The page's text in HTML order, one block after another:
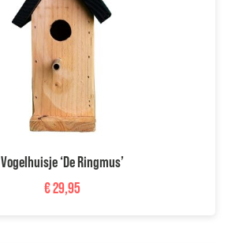
Vogelhuisje ‘De Ringmus’
€29,95